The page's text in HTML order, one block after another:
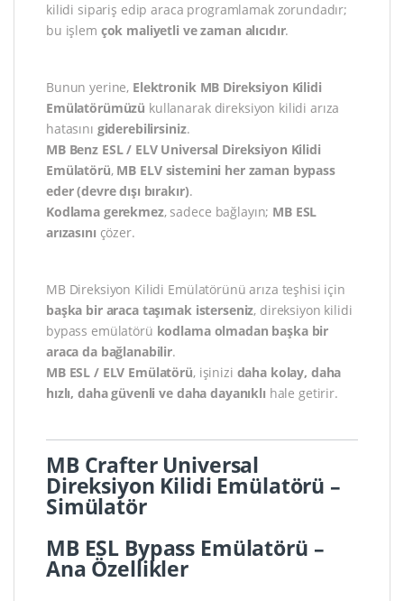
kilidi sipariş edip araca programlamak zorundadır;
bu işlem çok maliyetli ve zaman alıcıdır.
Bunun yerine, Elektronik MB Direksiyon Kilidi
Emülatörümüzü kullanarak direksiyon kilidi arıza
hatasını giderebilirsiniz.
MB Benz ESL / ELV Universal Direksiyon Kilidi
Emülatörü, MB ELV sistemini her zaman bypass
eder (devre dışı bırakır).
Kodlama gerekmez, sadece bağlayın; MB ESL
arızasını çözer.
MB Direksiyon Kilidi Emülatörünü arıza teşhisi için
başka bir araca taşımak isterseniz, direksiyon kilidi
bypass emülatörü kodlama olmadan başka bir
araca da bağlanabilir.
MB ESL / ELV Emülatörü, işinizi daha kolay, daha
hızlı, daha güvenli ve daha dayanıklı hale getirir.
MB Crafter Universal
Direksiyon Kilidi Emülatörü –
Simülatör
MB ESL Bypass Emülatörü –
Ana Özellikler